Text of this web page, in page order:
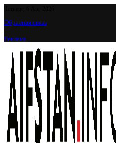
Обратная связь
Реклама